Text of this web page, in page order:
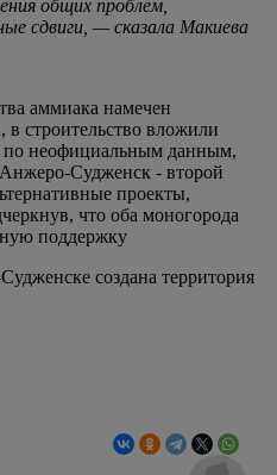
общих проблем,
сдвиги, — сказала Макиева
аммиака намечен
в строительство вложили
по неофициальным данным,
Судженск - второй
проекты,
что оба моногорода
поддержку
создана территория